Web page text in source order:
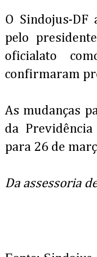
O Sindojus-DF
pelo
oficialato
confirmaram
As mudanças
da
para 26 de
Da assessoria